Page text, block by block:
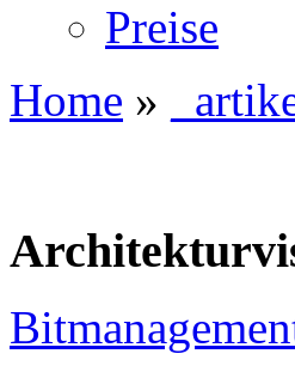
Preise
Home »